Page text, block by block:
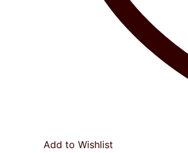
Add to Wishlist